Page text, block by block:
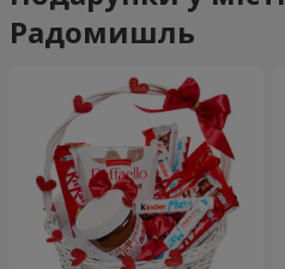
Радомишль